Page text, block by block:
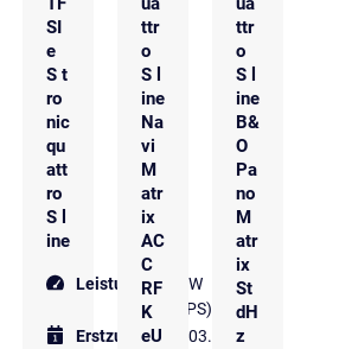
SI
e
S t
ro
nic
qu
att
ro
S l
ine
Leistung 195 kW
(265 PS)
Erstzulassung
03.2023
ttr
o
S l
ine
Na
vi
M
atr
ix
AC
C
RF
K
eU
ttr
o
S l
ine
B&
O
Pa
no
M
atr
ix
St
dH
z